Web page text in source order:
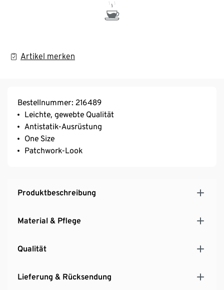
Artikel merken
Bestellnummer: 216489
Leichte, gewebte Qualität
Antistatik-Ausrüstung
One Size
Patchwork-Look
Produktbeschreibung
Material & Pflege
Qualität
Lieferung & Rücksendung